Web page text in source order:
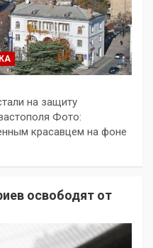
на защиту
Фото:
красавцем на фоне
освободят от